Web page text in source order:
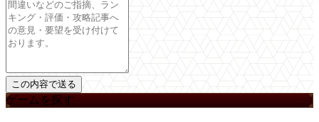
ゲームを探す